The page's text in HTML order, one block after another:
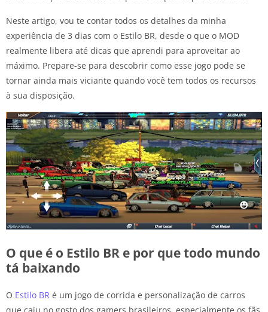
Neste artigo, vou te contar todos os detalhes da minha
experiência de 3 dias com o Estilo BR, desde o que o MOD
realmente libera até dicas que aprendi para aproveitar ao
máximo. Prepare-se para descobrir como esse jogo pode se
tornar ainda mais viciante quando você tem todos os recursos
à sua disposição.
O que é o Estilo BR e por que todo mundo
tá baixando
O Estilo BR é um jogo de corrida e personalização de carros